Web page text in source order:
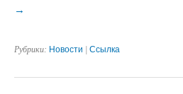
→
Рубрики: Новости Ссылка